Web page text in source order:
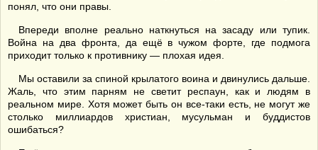
понял, что они правы.
Впереди вполне реально наткнуться на засаду или тупик.
Война на два фронта, да ещё в чужом форте, где подмога
приходит только к противнику — плохая идея.
Мы оставили за спиной крылатого воина и двинулись дальше.
Жаль, что этим парням не светит респаун, как и людям в
реальном мире. Хотя может быть он все-таки есть, не могут же
столько миллиардов христиан, мусульман и буддистов
ошибаться?